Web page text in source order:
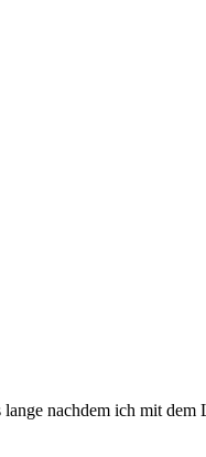
nachdem ich mit